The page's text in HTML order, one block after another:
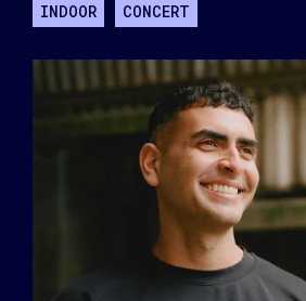
INDOOR
CONCERT